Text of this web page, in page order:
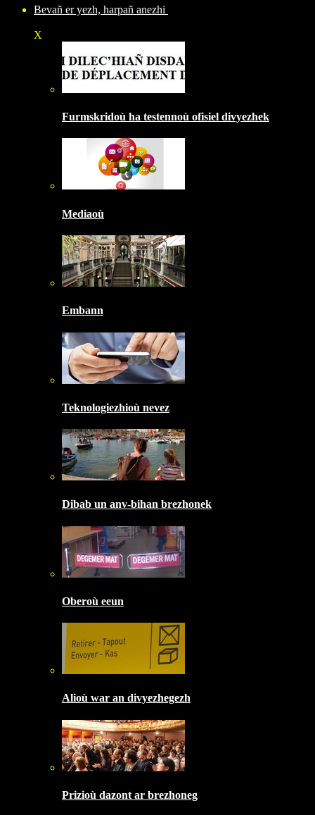
Bevañ er yezh, harpañ anezhi
X
Furmskridoù ha testennoù ofisiel divyezhek
Mediaoù
Embann
Teknologiezhioù nevez
Dibab un anv-bihan brezhonek
Oberoù eeun
Alioù war an divyezhegezh
Prizioù dazont ar brezhoneg